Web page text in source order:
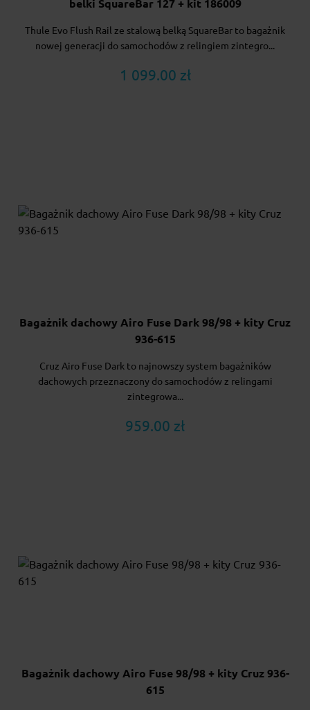
belki SquareBar 127 + kit 186009
Thule Evo Flush Rail ze stalową belką SquareBar to bagażnik
nowej generacji do samochodów z relingiem zintegro...
1 099.00 zł
Bagażnik dachowy Airo Fuse Dark 98/98 + kity Cruz
936-615
Cruz Airo Fuse Dark to najnowszy system bagażników
dachowych przeznaczony do samochodów z relingami
zintegrowa...
959.00 zł
Bagażnik dachowy Airo Fuse 98/98 + kity Cruz 936-
615